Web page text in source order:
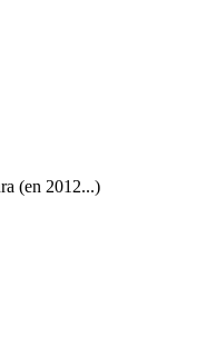
(en 2012...)